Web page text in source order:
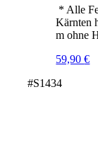
* Alle
Kärnten
m ohne
59,90€
#S1434